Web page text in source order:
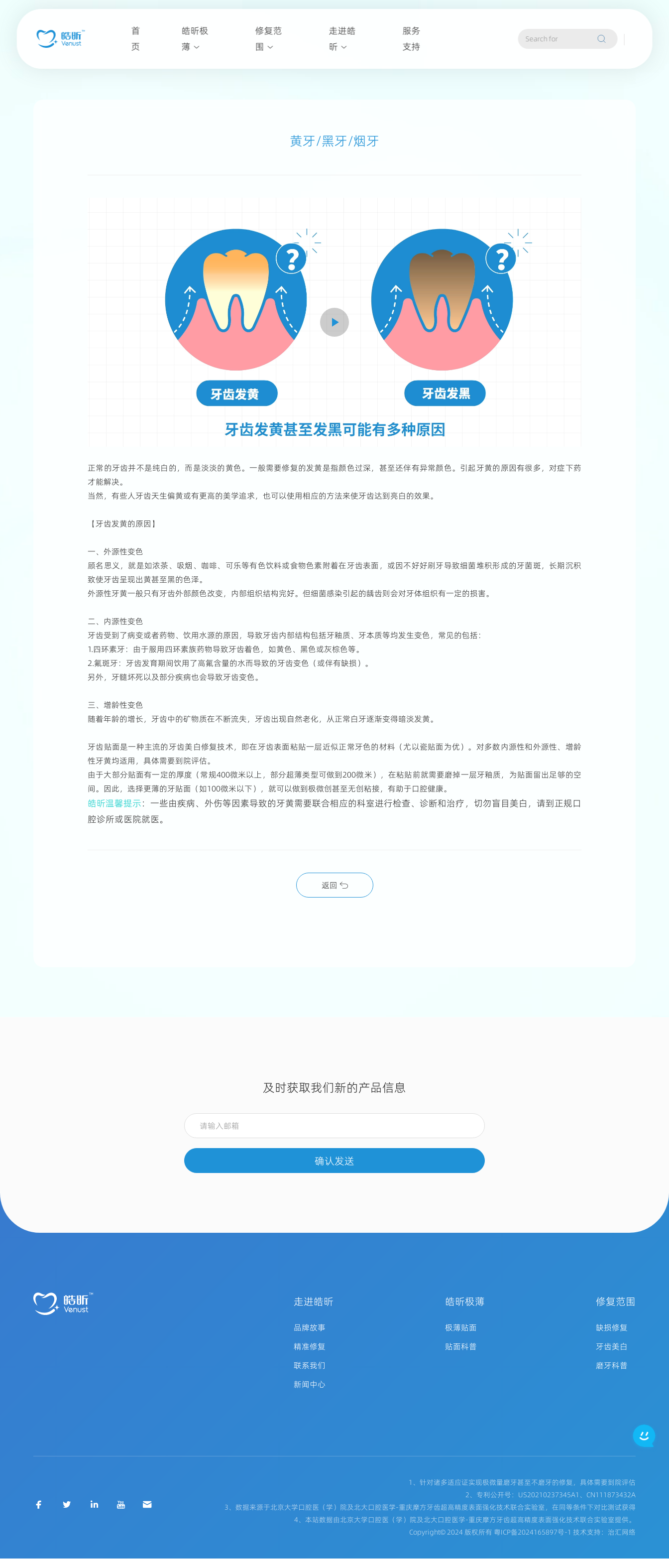
首
页
皓昕极
薄
修复范
围
走进皓
昕
服务
支持
黄牙/黑牙/烟牙
Play
正常的牙齿并不是纯白的，而是淡淡的黄色。一般需要修复的发黄是指颜色过深，甚至还伴有异常颜色。引起牙黄的原因有很多，对症下药
才能解决。
当然，有些人牙齿天生偏黄或有更高的美学追求，也可以使用相应的方法来使牙齿达到亮白的效果。
【牙齿发黄的原因】
一、外源性变色
顾名思义，就是如浓茶、吸烟、咖啡、可乐等有色饮料或食物色素附着在牙齿表面，或因不好好刷牙导致细菌堆积形成的牙菌斑，长期沉积
致使牙齿呈现出黄甚至黑的色泽。
外源性牙黄一般只有牙齿外部颜色改变，内部组织结构完好。但细菌感染引起的龋齿则会对牙体组织有一定的损害。
二、内源性变色
牙齿受到了病变或者药物、饮用水源的原因，导致牙齿内部结构包括牙釉质、牙本质等均发生变色，常见的包括：
1.四环素牙：由于服用四环素族药物导致牙齿着色，如黄色、黑色或灰棕色等。
2.氟斑牙：牙齿发育期间饮用了高氟含量的水而导致的牙齿变色（或伴有缺损）。
另外，牙髓坏死以及部分疾病也会导致牙齿变色。
三、增龄性变色
随着年龄的增长，牙齿中的矿物质在不断流失，牙齿出现自然老化，从正常白牙逐渐变得暗淡发黄。
牙齿贴面是一种主流的牙齿美白修复技术，即在牙齿表面粘贴一层近似正常牙色的材料（尤以瓷贴面为优）。对多数内源性和外源性、增龄
性牙黄均适用，具体需要到院评估。
由于大部分贴面有一定的厚度（常规400微米以上，部分超薄类型可做到200微米），在粘贴前就需要磨掉一层牙釉质，为贴面留出足够的空
间。因此，选择更薄的牙贴面（如100微米以下），就可以做到极微创甚至无创粘接，有助于口腔健康。
皓昕温馨提示：一些由疾病、外伤等因素导致的牙黄需要联合相应的科室进行检查、诊断和治疗，切勿盲目美白，请到正规口
腔诊所或医院就医。
返回
及时获取我们新的产品信息
确认发送
走进皓昕
品牌故事
精准修复
联系我们
新闻中心
皓昕极薄
极薄贴面
贴面科普
修复范围
缺损修复
牙齿美白
磨牙科普
1、针对诸多适应证实现极微量磨牙甚至不磨牙的修复，具体需要到院评估
2、专利公开号：US20210237345A1、CN111873432A
3、数据来源于北京大学口腔医（学）院及北大口腔医学-重庆摩方牙齿超高精度表面强化技术联合实验室，在同等条件下对比测试获得
4、本站数据由北京大学口腔医（学）院及北大口腔医学-重庆摩方牙齿超高精度表面强化技术联合实验室提供。
Copyright© 2024 版权所有 粤ICP备2024165897号-1 技术支持：治汇网络